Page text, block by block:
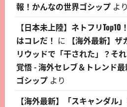
報！かんなの世界ゴシップ より
【日本未上陸】ネトフリ
はコレだ！ に
【海外最新】ザ
リウッドで「干された」？そ
覚悟 - 海外セレブ＆トレンド
ゴシップ より
【海外最新】「スキャンダル